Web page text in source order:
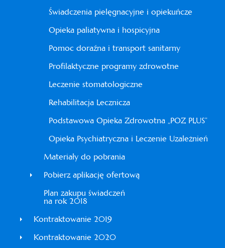
Świadczenia pielęgnacyjne i opiekuńcze
Opieka paliatywna i hospicyjna
Pomoc doraźna i transport sanitarny
Profilaktyczne programy zdrowotne
Leczenie stomatologiczne
Rehabilitacja Lecznicza
Podstawowa Opieka Zdrowotna „POZ PLUS”
Opieka Psychiatryczna i Leczenie Uzależnień
Materiały do pobrania
Pobierz aplikację ofertową
Plan zakupu świadczeń
na rok 2018
Kontraktowanie 2019
Kontraktowanie 2020